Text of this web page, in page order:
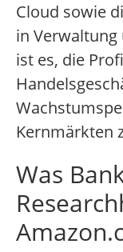
Cloud sowie
in
ist es, die
Kernmärkten
Was